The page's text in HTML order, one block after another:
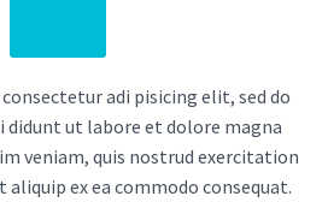
adi pisicing elit, sed do
didunt ut labore et dolore magna
veniam, quis nostrud exercitation
ex ea commodo consequat.